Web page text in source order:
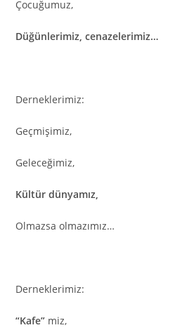
Çocuğumuz,
Düğünlerimiz, cenazelerimiz…
Derneklerimiz:
Geçmişimiz,
Geleceğimiz,
Kültür dünyamız,
Olmazsa olmazımız…
Derneklerimiz:
“Kafe” miz,